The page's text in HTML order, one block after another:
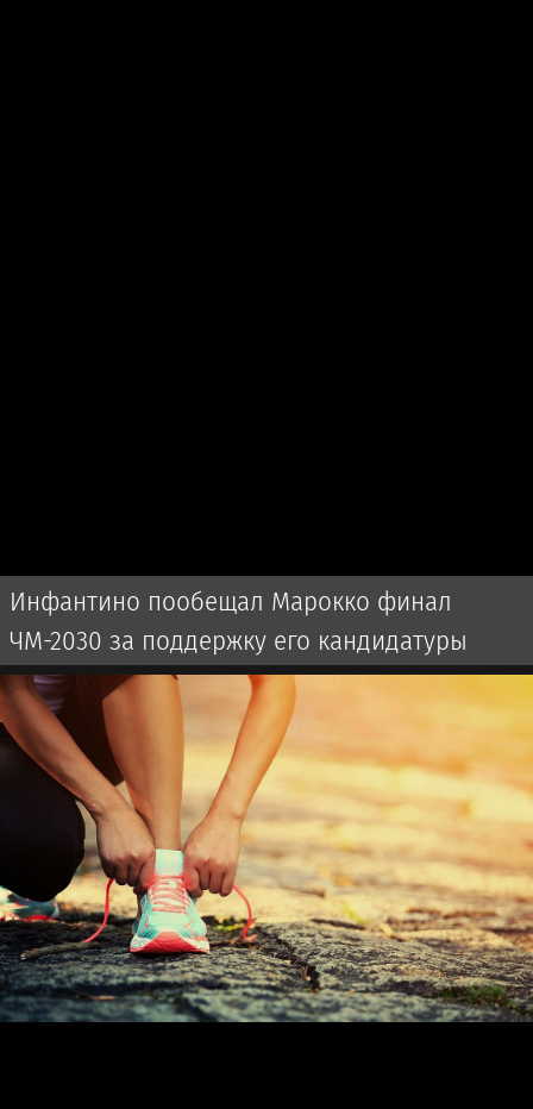
Инфантино пообещал Марокко финал
ЧМ-2030 за поддержку его кандидатуры